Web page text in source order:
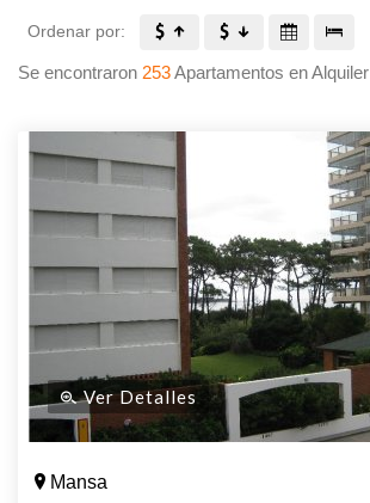
Ordenar por:
Se encontraron 253Apartamentos en Alquiler
Ver Detalles
Mansa